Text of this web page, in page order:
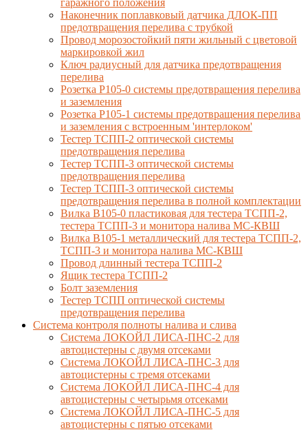
Наконечник поплавковый датчика ДЛОК-ПП
предотвращения перелива с трубкой
Провод морозостойкий пяти жильный с цветовой
маркировкой жил
Ключ радиусный для датчика предотвращения
перелива
Розетка Р105-0 системы предотвращения перелива
и заземления
Розетка Р105-1 системы предотвращения перелива
и заземления с встроенным 'интерлоком'
Тестер ТСПП-2 оптической системы
предотвращения перелива
Тестер ТСПП-3 оптической системы
предотвращения перелива
Тестер ТСПП-3 оптической системы
предотвращения перелива в полной комплектации
Вилка В105-0 пластиковая для тестера ТСПП-2,
тестера ТСПП-3 и монитора налива МС-КВШ
Вилка В105-1 металлический для тестера ТСПП-2,
ТСПП-3 и монитора налива МС-КВШ
Провод длинный тестера ТСПП-2
Ящик тестера ТСПП-2
Болт заземления
Тестер ТСПП оптической системы
предотвращения перелива
Cистема контроля полноты налива и слива
Система ЛОКОЙЛ ЛИСА-ПНС-2 для
автоцистерны с двумя отсеками
Система ЛОКОЙЛ ЛИСА-ПНС-3 для
автоцистерны с тремя отсеками
Система ЛОКОЙЛ ЛИСА-ПНС-4 для
автоцистерны с четырьмя отсеками
Система ЛОКОЙЛ ЛИСА-ПНС-5 для
автоцистерны с пятью отсеками